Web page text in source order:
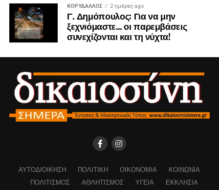
ΚΟΡΥΔΑΛΛΟΣ 2 ημέρες ago
Γ. Δημόπουλος: Για να μην
ξεχνιόμαστε… οι παρεμβάσεις
συνεχίζονται και τη νύχτα!
ΑΥΤΟΔΙΟΊΚΗΣΗ ΠΟΛΙΤΙΚΉ ΟΙΚΟΝΟΜΊΑ
ΚΟΙΝΩΝΊΑ
ΠΟΛΙΤΙΣΜΌΣ
ΑΘΛΗΤΙΣΜΌΣ ΥΓΕΊΑ
ΕΚΚΛΗΣΊΑ